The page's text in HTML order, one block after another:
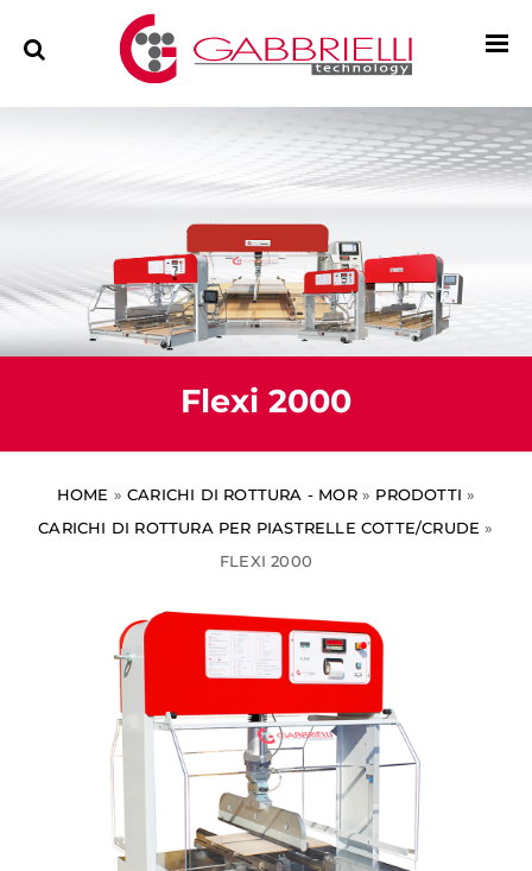
Flexi 2000
HOME » CARICHI DI ROTTURA - MOR» PRODOTTI »
CARICHI DI ROTTURA PER PIASTRELLE COTTE/CRUDE »
FLEXI 2000